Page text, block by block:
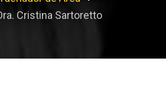
Cristina Sartoretto